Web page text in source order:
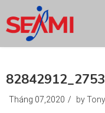
Tháng 07,2020 / by